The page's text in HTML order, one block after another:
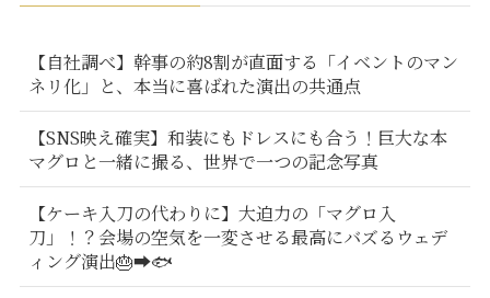
【自社調べ】幹事の約8割が直面する「イベントのマン
ネリ化」と、本当に喜ばれた演出の共通点
【SNS映え確実】和装にもドレスにも合う！巨大な本
マグロと一緒に撮る、世界で一つの記念写真
【ケーキ入刀の代わりに】大迫力の「マグロ入
刀」！？会場の空気を一変させる最高にバズるウェデ
ィング演出🎂➡️🐟